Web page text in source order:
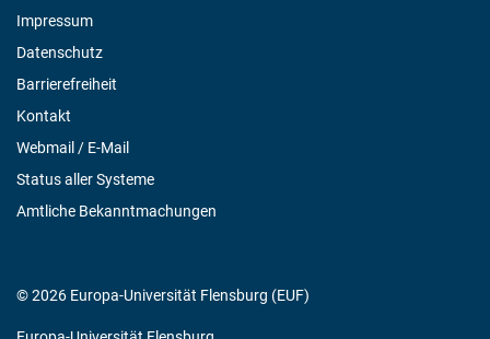
Impressum
Datenschutz
Barrierefreiheit
Kontakt
Webmail / E-Mail
Status aller Systeme
Amtliche Bekanntmachungen
© 2026 Europa-Universität Flensburg (EUF)